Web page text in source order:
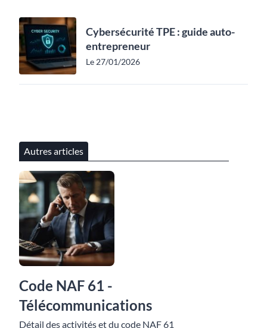
Cybersécurité TPE : guide auto-
entrepreneur
Le 27/01/2026
Autres articles
Code NAF 61 -
Télécommunications
Détail des activités et du code NAF 61